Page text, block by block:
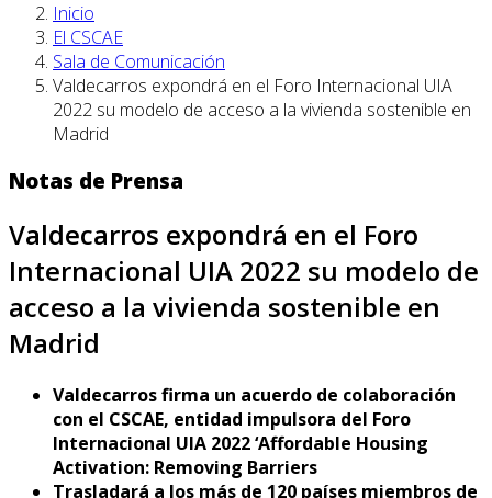
Inicio
El CSCAE
Sala de Comunicación
Valdecarros expondrá en el Foro Internacional UIA
2022 su modelo de acceso a la vivienda sostenible en
Madrid
Notas de Prensa
Valdecarros expondrá en el Foro
Internacional UIA 2022 su modelo de
acceso a la vivienda sostenible en
Madrid
Valdecarros firma un acuerdo de colaboración
con el CSCAE, entidad impulsora del Foro
Internacional UIA 2022 ‘Affordable Housing
Activation: Removing Barriers
Trasladará a los más de 120 países miembros de